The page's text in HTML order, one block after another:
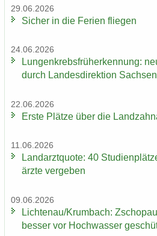
29.06.2026
Si­cher in die Fe­ri­en flie­gen
24.06.2026
Lun­gen­krebs­früh­erken­nung:
durch Lan­des­di­rek­ti­on
22.06.2026
Erste Plät­ze über die
11.06.2026
Land­arzt­quo­te: 40
ärz­te ver­ge­ben
09.06.2026
Lich­ten­au/Krum­bach:
bes­ser vor Hoch­was­ser